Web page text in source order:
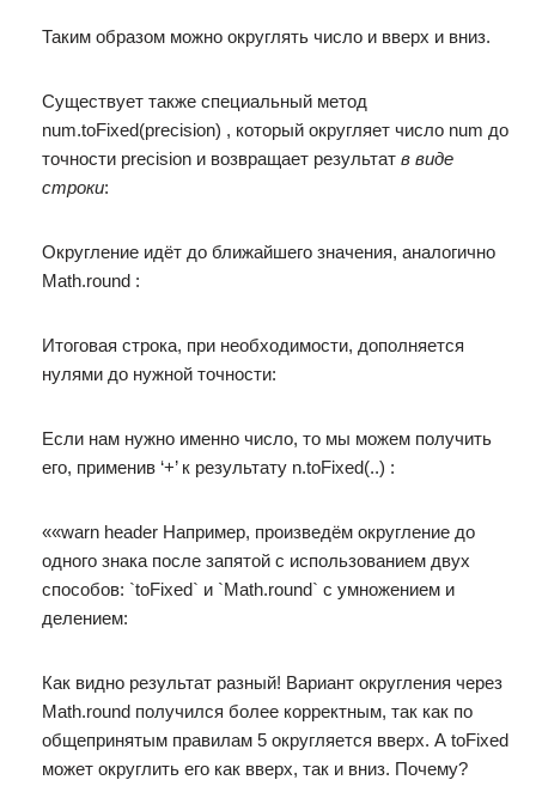
Таким образом можно округлять число и вверх и вниз.
Существует также специальный метод
num.toFixed(precision) , который округляет число num до
точности precision и возвращает результат в виде
строки:
Округление идёт до ближайшего значения, аналогично
Math.round :
Итоговая строка, при необходимости, дополняется
нулями до нужной точности:
Если нам нужно именно число, то мы можем получить
его, применив ‘+’ к результату n.toFixed(..) :
««warn header Например, произведём округление до
одного знака после запятой с использованием двух
способов: `toFixed` и `Math.round` с умножением и
делением:
Как видно результат разный! Вариант округления через
Math.round получился более корректным, так как по
общепринятым правилам 5 округляется вверх. А toFixed
может округлить его как вверх, так и вниз. Почему?